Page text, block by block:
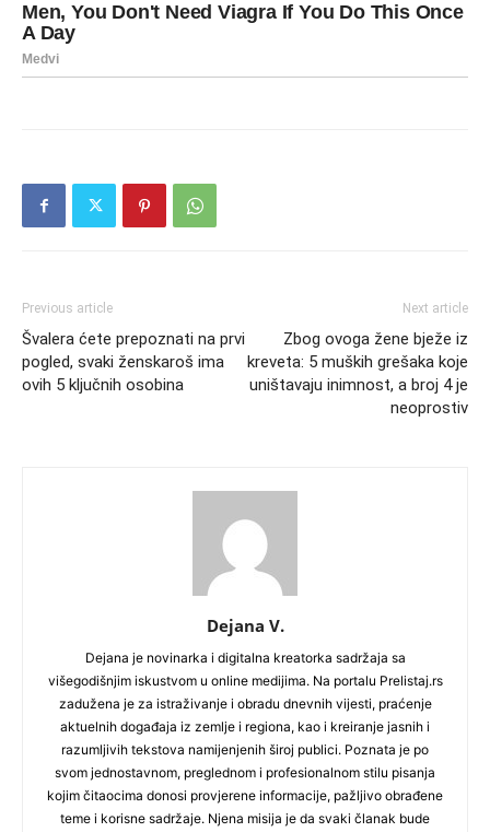
Previous article
Švalera ćete prepoznati na prvi
pogled, svaki ženskaroš ima
ovih 5 ključnih osobina
Next article
Zbog ovoga žene bježe iz
kreveta: 5 muških grešaka koje
uništavaju inimnost, a broj 4 je
neoprostiv
Dejana V.
Dejana je novinarka i digitalna kreatorka sadržaja sa
višegodišnjim iskustvom u online medijima. Na portalu Prelistaj.rs
zadužena je za istraživanje i obradu dnevnih vijesti, praćenje
aktuelnih događaja iz zemlje i regiona, kao i kreiranje jasnih i
razumljivih tekstova namijenjenih široj publici. Poznata je po
svom jednostavnom, preglednom i profesionalnom stilu pisanja
kojim čitaocima donosi provjerene informacije, pažljivo obrađene
teme i korisne sadržaje. Njena misija je da svaki članak bude